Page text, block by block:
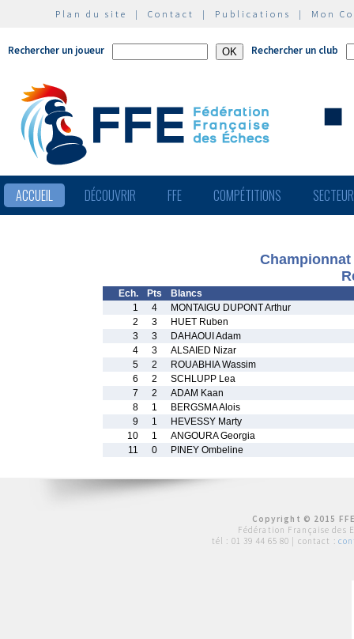
Plan du site | Contact | Publications | Mon
Rechercher un joueur Rechercher un club
ACCUEIL DÉCOUVRIR FFE COMPÉTITIONS
Championnat
Ech. Pts
Blancs
1
4
MONTAIGU DUPONT Arthur
2
3
HUET Ruben
3
3
DAHAOUI Adam
4
3
ALSAIED Nizar
5
2
ROUABHIA Wassim
6
2
SCHLUPP Lea
7
2
ADAM Kaan
8
1
BERGSMA Alois
9
1
HEVESSY Marty
10
1
ANGOURA Georgia
11
0 PINEY Ombeline
Copyright © 2015
Fédération Française des
tél : 01 39 44 65 80 | contact :